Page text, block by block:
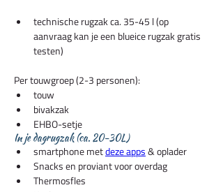
technische rugzak ca. 35-45 l (op
aanvraag kan je een blueice rugzak gratis
testen)
Per touwgroep (2-3 personen):
touw
bivakzak
EHBO-setje
In je dagrugzak (ca. 20-30L)
smartphone met deze apps & oplader
Snacks en proviant voor overdag
Thermosfles